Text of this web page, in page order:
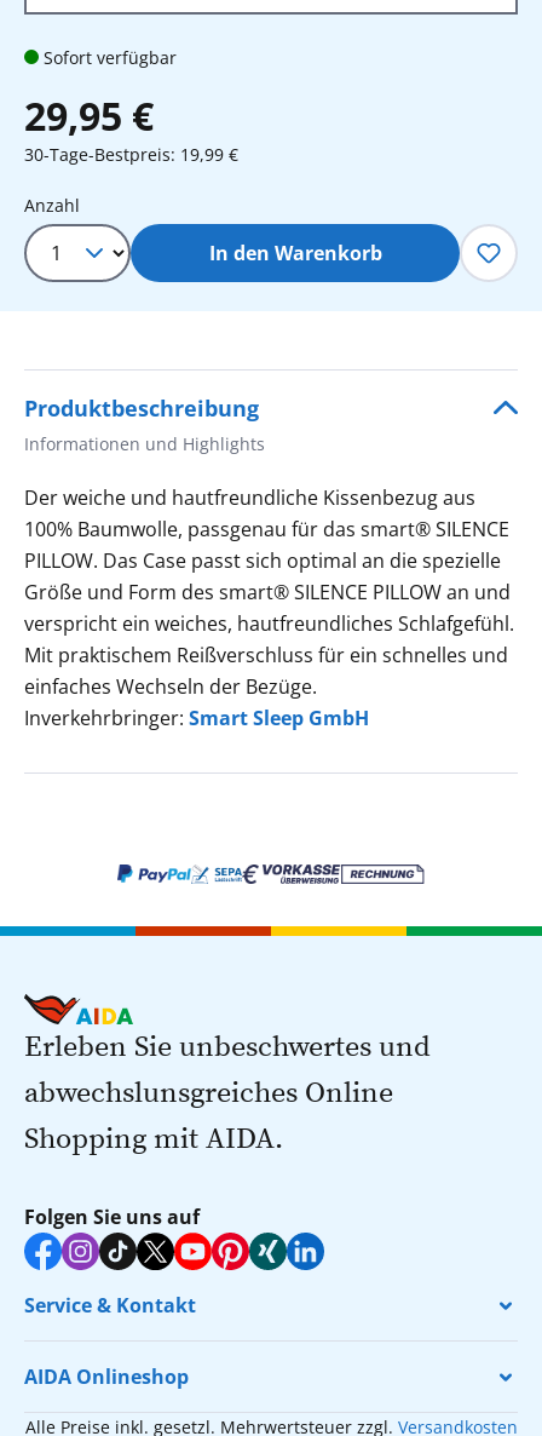
Sofort verfügbar
29,95 €
30-Tage-Bestpreis: 19,99 €
Produkt Anzahl: Gib den
Anzahl
In den Warenkorb
Produktbeschreibung
Informationen und Highlights
Der weiche und hautfreundliche Kissenbezug aus
100% Baumwolle, passgenau für das smart® SILENCE
PILLOW. Das Case passt sich optimal an die spezielle
Größe und Form des smart® SILENCE PILLOW an und
verspricht ein weiches, hautfreundliches Schlafgefühl.
Mit praktischem Reißverschluss für ein schnelles und
einfaches Wechseln der Bezüge.
Inverkehrbringer: Smart Sleep GmbH
Erleben Sie unbeschwertes und
abwechslunsgreiches Online
Shopping mit AIDA.
Folgen Sie uns auf
Service & Kontakt
AIDA Onlineshop
Alle Preise inkl. gesetzl. Mehrwertsteuer zzgl. Versandkosten